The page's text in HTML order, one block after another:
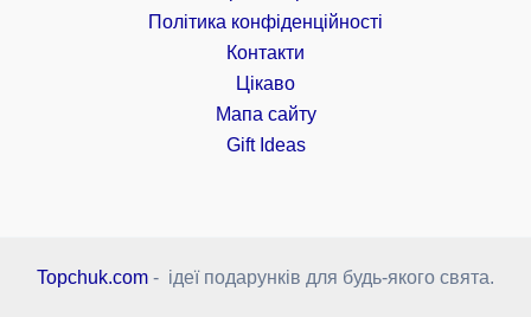
Політика конфіденційності
Контакти
Цікаво
Мапа сайту
Gift Ideas
Topchuk.com - ідеї подарунків для будь-якого свята.